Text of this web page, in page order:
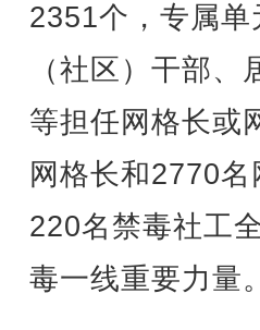
2351个，专属
（社区）干部
等担任网格长或
网格长和2770
220名禁毒社工
毒一线重要力量。